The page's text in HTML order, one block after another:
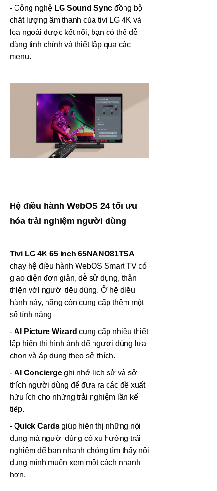
- Công nghệ LG Sound Sync đồng bộ
chất lượng âm thanh của tivi LG 4K và
loa ngoài được kết nối, bạn có thể dễ
dàng tinh chỉnh và thiết lập qua các
menu.
Hệ điều hành WebOS 24 tối ưu
hóa trải nghiệm người dùng
Tivi LG 4K 65 inch 65NANO81TSA
chạy hệ điều hành WebOS Smart TV có
giao diện đơn giản, dễ sử dụng, thân
thiện với người tiêu dùng. Ở hệ điều
hành này, hãng còn cung cấp thêm một
số tính năng
- AI Picture Wizard cung cấp nhiều thiết
lập hiển thị hình ảnh để người dùng lựa
chọn và áp dụng theo sở thích.
- AI Concierge ghi nhớ lịch sử và sở
thích người dùng để đưa ra các đề xuất
hữu ích cho những trải nghiệm lần kế
tiếp.
- Quick Cards giúp hiển thị những nội
dung mà người dùng có xu hướng trải
nghiệm để bạn nhanh chóng tìm thấy nội
dung mình muốn xem một cách nhanh
hơn.